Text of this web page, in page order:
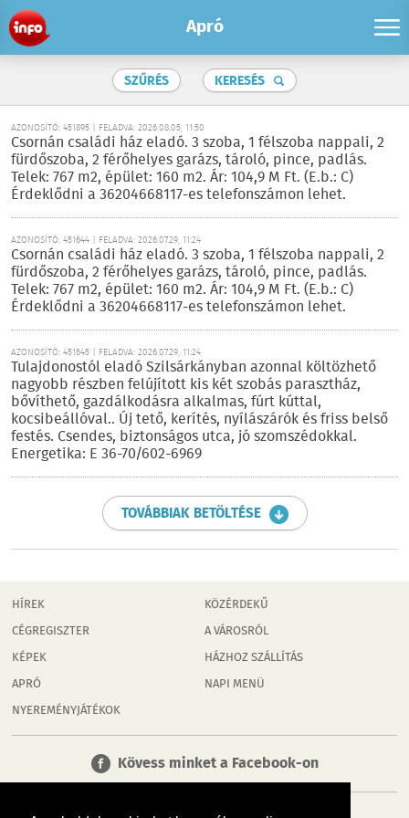
Apró
SZŰRÉS KERESÉS
AZONOSÍTÓ: 451895 | FELADVA: 2026.08.05, 11:50
Csornán családi ház eladó. 3 szoba, 1 félszoba nappali, 2
fürdőszoba, 2 férőhelyes garázs, tároló, pince, padlás.
Telek: 767 m2, épület: 160 m2. Ár: 104,9 M Ft. (E.b.: C)
Érdeklődni a 36204668117-es telefonszámon lehet.
AZONOSÍTÓ: 451644 | FELADVA: 2026.07.29, 11:24
Csornán családi ház eladó. 3 szoba, 1 félszoba nappali, 2
fürdőszoba, 2 férőhelyes garázs, tároló, pince, padlás.
Telek: 767 m2, épület: 160 m2. Ár: 104,9 M Ft. (E.b.: C)
Érdeklődni a 36204668117-es telefonszámon lehet.
AZONOSÍTÓ: 451645 | FELADVA: 2026.07.29, 11:24
Tulajdonostól eladó Szilsárkányban azonnal költözhető
nagyobb részben felújított kis két szobás parasztház,
bővíthető, gazdálkodásra alkalmas, fúrt kúttal,
kocsibeállóval.. Új tető, kerítés, nyílászárók és friss belső
festés. Csendes, biztonságos utca, jó szomszédokkal.
Energetika: E 36-70/602-6969
TOVÁBBIAK BETÖLTÉSE
HÍREK
CÉGREGISZTER
KÉPEK
APRÓ
NYEREMÉNYJÁTÉKOK
KÖZÉRDEKŰ
A VÁROSRÓL
HÁZHOZ SZÁLLÍTÁS
NAPI MENÜ
Kövess minket a Facebook-on